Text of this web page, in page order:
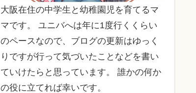
大阪在住の中学生と幼稚園児を育てるマ
マです。 ユニバへは年に1度行くくらい
のペースなので、ブログの更新はゆっく
りですが行って気づいたことなどを書い
ていけたらと思っています。 誰かの何か
の役に立てれば幸いです。